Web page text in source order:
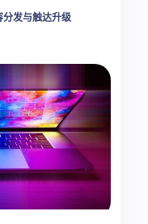
发与触达升级